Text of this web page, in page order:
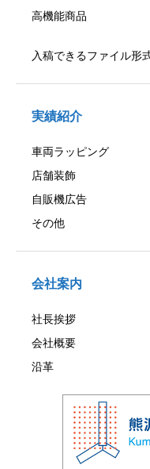
高機能商品
入稿できるファイル形
実績紹介
車両ラッピング
店舗装飾
自販機広告
その他
会社案内
社長挨拶
会社概要
沿革